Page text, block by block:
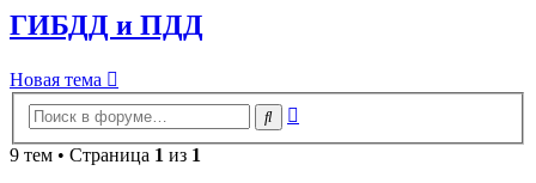
ГИБДД и ПДД
Новая тема
Поиск
9 тем • Страница 1 из 1